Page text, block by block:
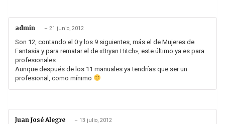
admin – 21 junio, 2012
Son 12, contando el 0 y los 9 siguientes, más el de Mujeres de
Fantasía y para rematar el de «Bryan Hitch», este último ya es para
profesionales.
Aunque después de los 11 manuales ya tendrías que ser un
profesional, como mínimo
Juan José Alegre – 13 julio, 2012